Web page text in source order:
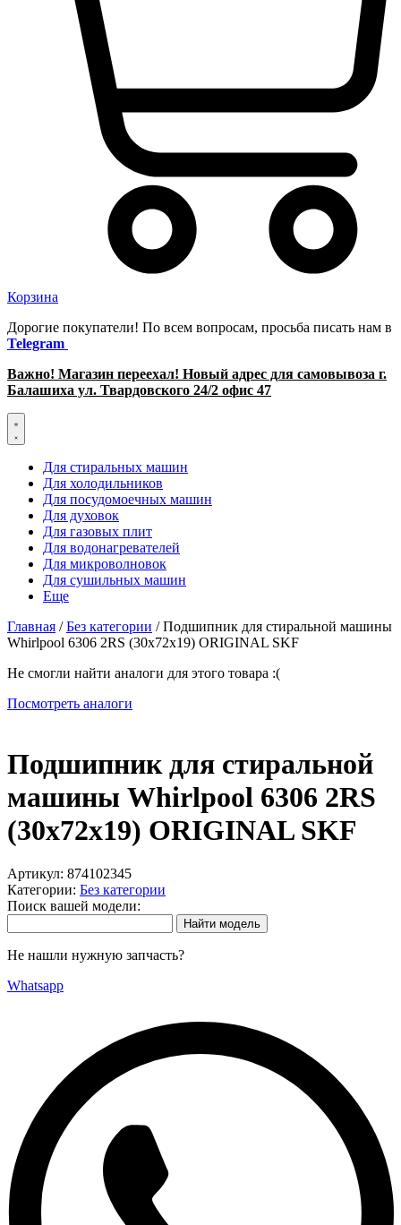
Корзина
Дорогие покупатели! По всем вопросам, просьба писать нам в
Telegram
Важно! Магазин переехал! Новый адрес для самовывоза г.
Балашиха ул. Твардовского 24/2 офис 47
Для стиральных машин
Для холодильников
Для посудомоечных машин
Для духовок
Для газовых плит
Для водонагревателей
Для микроволновок
Для сушильных машин
Еще
Главная /Без категории / Подшипник для стиральной машины
Whirlpool 6306 2RS (30х72х19) ORIGINAL SKF
Не смогли найти аналоги для этого товара :(
Посмотреть аналоги
Подшипник для стиральной
машины Whirlpool 6306 2RS
(30х72х19) ORIGINAL SKF
Артикул: 874102345
Категории: Без категории
Поиск вашей модели:
Не нашли нужную запчасть?
Whatsapp